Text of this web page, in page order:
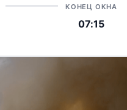
КОНЕЦ ОКНА
07:15